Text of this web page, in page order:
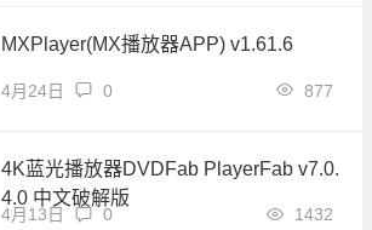
MXPlayer(MX播放器APP) v1.61.6
4月24日 877
0
4K蓝光播放器DVDFab PlayerFab v7.0.
4.0 中文破解版
4月13日 1432
0